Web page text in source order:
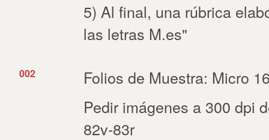
5) Al final, una rúbrica
las letras M.es"
002
Folios de Muestra: Micro
Pedir imágenes a 300 dpi
82v-83r